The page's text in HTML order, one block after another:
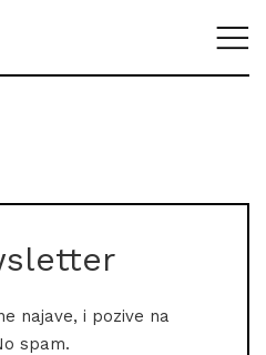
najave, i pozive na
spam.